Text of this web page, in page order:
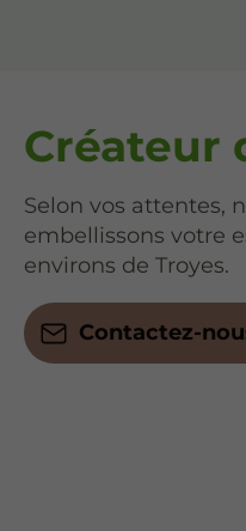
Créateur
Selon vos attentes,
embellissons votre
environs de Troyes.
Contactez-